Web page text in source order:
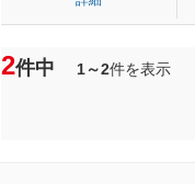
2件中 1～2件を表示